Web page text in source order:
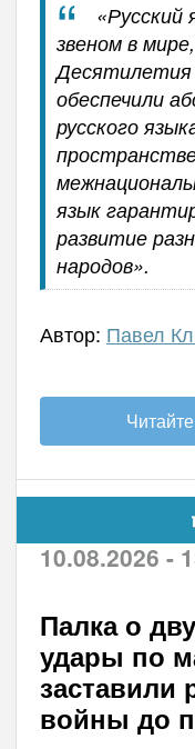
«Русский
звеном в
Десятилетия
обеспечили
русского
язык
развитие
народов».
Автор: Павел
10.08.2026 -
Палка о
удары по
заставили
войны до